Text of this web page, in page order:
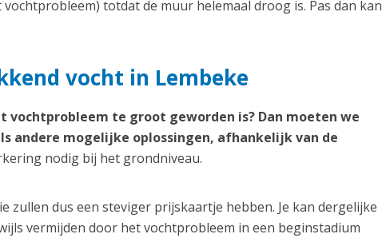
totdat de muur helemaal droog is. Pas dan kan
vocht in Lembeke
te groot geworden is? Dan moeten we
andere mogelijke oplossingen, afhankelijk van de
nodig bij het grondniveau.
zullen dus een steviger prijskaartje hebben. Je kan dergelijke
vermijden door het vochtprobleem in een beginstadium